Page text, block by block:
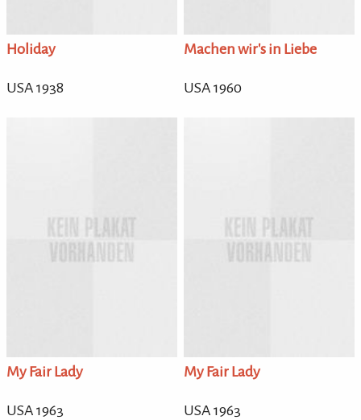
Holiday
USA 1938
Machen wir's in Liebe
USA 1960
My Fair Lady
USA 1963
My Fair Lady
USA 1963